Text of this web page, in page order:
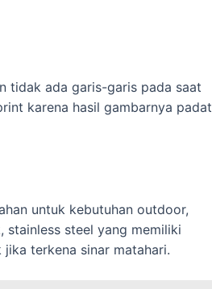
tidak ada garis-garis pada saat
karena hasil gambarnya padat
untuk kebutuhan outdoor,
stainless steel yang memiliki
terkena sinar matahari.